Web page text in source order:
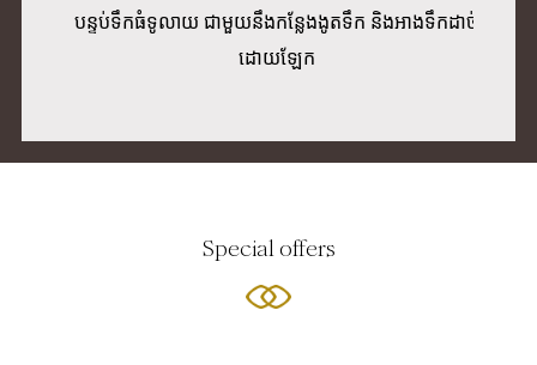
បន្ទប់ទឹកធំទូលាយ ជាមួយនឹងកន្លែងងូតទឹក និងអាងទឹកដាច់
ដោយឡែក
Special offers